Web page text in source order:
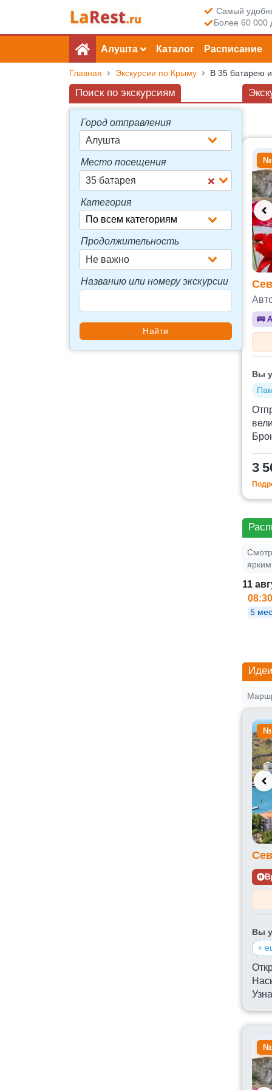
Самый
Более 60 000
Алушта Каталог Расписание
Главная Экскурсии по Крыму В 35 батарею
№
🚌
Вы
3
11
08:30
5
№
Вы
+
№
Поиск по экскурсиям
Город отправления
Алушта
Место посещения
35 батарея
Категория
Продолжительность
Не важно
Названию или номеру экскурсии